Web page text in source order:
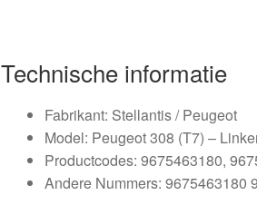
Technische informatie
Fabrikant: Stellantis / Peugeot
Model: Peugeot 308 (T7) –
Productcodes: 9675463180,
Andere Nummers: 9675463180